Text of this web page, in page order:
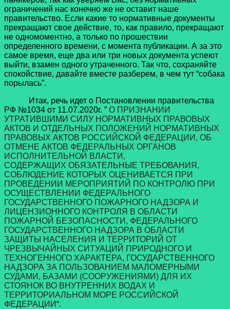
ограничений нас конечно же не оставит наше
правительство. Если какие то нормативные документы
прекращают свое действие, то, как правило, прекращают
не одномоментно, а только по прошествии
определенного времени, с момента публикации. А за это
самое время, еще два или три новых документа успеют
выйти, взамен одного утраченного. Так что, сохраняйте
спокойствие, давайте вместе разберем, в чем тут “собака
порылась”.
Итак, речь идет о Постановлении правительства
РФ №1034 от 11.07.2020г. ” О ПРИЗНАНИИ
УТРАТИВШИМИ СИЛУ НОРМАТИВНЫХ ПРАВОВЫХ
АКТОВ И ОТДЕЛЬНЫХ ПОЛОЖЕНИЙ НОРМАТИВНЫХ
ПРАВОВЫХ АКТОВ РОССИЙСКОЙ ФЕДЕРАЦИИ, ОБ
ОТМЕНЕ АКТОВ ФЕДЕРАЛЬНЫХ ОРГАНОВ
ИСПОЛНИТЕЛЬНОЙ ВЛАСТИ,
СОДЕРЖАЩИХ ОБЯЗАТЕЛЬНЫЕ ТРЕБОВАНИЯ,
СОБЛЮДЕНИЕ КОТОРЫХ ОЦЕНИВАЕТСЯ ПРИ
ПРОВЕДЕНИИ МЕРОПРИЯТИЙ ПО КОНТРОЛЮ ПРИ
ОСУЩЕСТВЛЕНИИ ФЕДЕРАЛЬНОГО
ГОСУДАРСТВЕННОГО ПОЖАРНОГО НАДЗОРА И
ЛИЦЕНЗИОННОГО КОНТРОЛЯ В ОБЛАСТИ
ПОЖАРНОЙ БЕЗОПАСНОСТИ, ФЕДЕРАЛЬНОГО
ГОСУДАРСТВЕННОГО НАДЗОРА В ОБЛАСТИ
ЗАЩИТЫ НАСЕЛЕНИЯ И ТЕРРИТОРИЙ ОТ
ЧРЕЗВЫЧАЙНЫХ СИТУАЦИЙ ПРИРОДНОГО И
ТЕХНОГЕННОГО ХАРАКТЕРА, ГОСУДАРСТВЕННОГО
НАДЗОРА ЗА ПОЛЬЗОВАНИЕМ МАЛОМЕРНЫМИ
СУДАМИ, БАЗАМИ (СООРУЖЕНИЯМИ) ДЛЯ ИХ
СТОЯНОК ВО ВНУТРЕННИХ ВОДАХ И
ТЕРРИТОРИАЛЬНОМ МОРЕ РОССИЙСКОЙ
ФЕДЕРАЦИИ“.